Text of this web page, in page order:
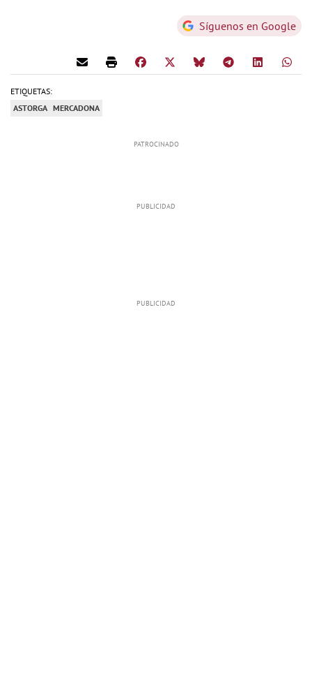
Síguenos en Google
ETIQUETAS:
ASTORGA MERCADONA